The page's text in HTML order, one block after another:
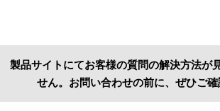
製品サイトにてお客様の質問の解決方法が
せん。お問い合わせの前に、ぜひご確